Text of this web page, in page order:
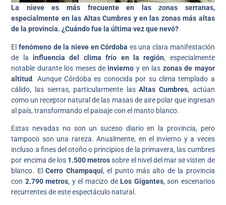
La nieve es más frecuente en las zonas serranas,
especialmente en las Altas Cumbres y en las zonas más altas
de la provincia. ¿Cuándo fue la última vez que nevó?
Elfenómeno de la nieve en Córdoba es una clara manifestación
de lainfluencia del clima frío en la región, especialmente
notable durante los meses deinvierno y en las zonas de mayor
altitud. Aunque Córdoba es conocida por su clima templado a
cálido, las sierras, particularmente lasAltas Cumbres, actúan
como un receptor natural de las masas de aire polar que ingresan
al país, transformando el paisaje con el manto blanco.
Estas nevadas no son un suceso diario en la provincia, pero
tampoco son una rareza. Anualmente, en el invierno y a veces
incluso a fines del otoño o principios de la primavera, las cumbres
por encima de los 1.500 metrossobre el nivel del mar se visten de
blanco. ElCerro Champaquí, el punto más alto de la provincia
con 2.790 metros, y el macizo de Los Gigantes, son escenarios
recurrentes de este espectáculo natural.